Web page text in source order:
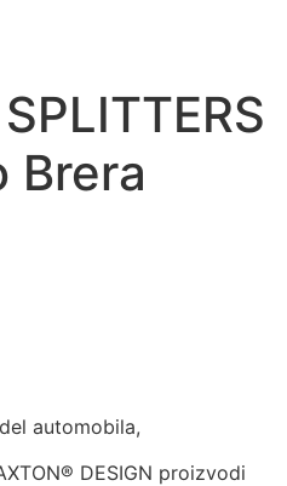
Brera
automobila,
DESIGN proizvodi